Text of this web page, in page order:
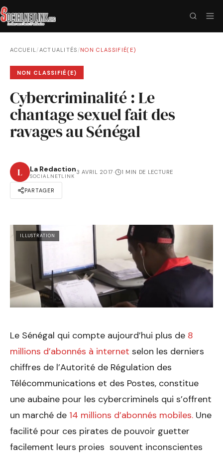
ACCUEIL/ACTUALITÉS /NON CLASSIFIÉ(E)
NON CLASSIFIÉ(E)
Cybercriminalité : Le
chantage sexuel fait des
ravages au Sénégal
L La Redaction
SOCIALNETLINK
3 AVRIL 2017· 1 MIN DE LECTURE
PARTAGER
ILLUSTRATION
Le Sénégal qui compte aujourd’hui plus de 8
millions d’abonnés à internet selon les derniers
chiffres de l’Autorité de Régulation des
Télécommunications et des Postes, constitue
une aubaine pour les cybercriminels qui s’offrent
un marché de 14 millions d’abonnés mobiles. Une
facilité pour ces pirates de pouvoir guetter
facilement leurs proies souvent inconscientes